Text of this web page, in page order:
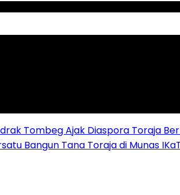
Tombeg Ajak Diaspora Toraja
Bangun Tana Toraja di Munas